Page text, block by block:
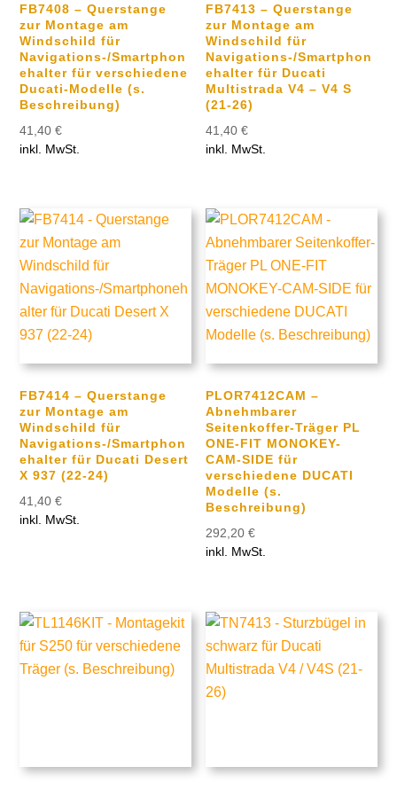
FB7408 – Querstange
zur Montage am
Windschild für
Navigations-/Smartphon
ehalter für verschiedene
Ducati-Modelle (s.
Beschreibung)
41,40€
inkl. MwSt.
FB7413 – Querstange
zur Montage am
Windschild für
Navigations-/Smartphon
ehalter für Ducati
Multistrada V4 – V4 S
(21-26)
41,40€
inkl. MwSt.
FB7414 – Querstange
zur Montage am
Windschild für
Navigations-/Smartphon
ehalter für Ducati Desert
X 937 (22-24)
41,40€
inkl. MwSt.
PLOR7412CAM –
Abnehmbarer
Seitenkoffer-Träger PL
ONE-FIT MONOKEY-
CAM-SIDE für
verschiedene DUCATI
Modelle (s.
Beschreibung)
292,20€
inkl. MwSt.